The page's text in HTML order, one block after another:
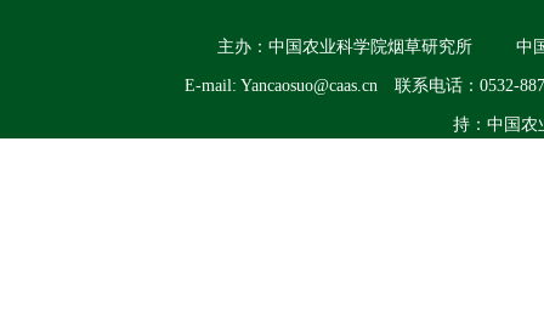
主办：中国农业科学院烟草研究所 中
E-mail: Yancaosuo@caas.cn 联系电话：0532-
持：中国农